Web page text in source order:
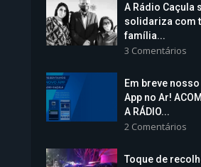
Vice-Prefeita Sheila
tomará posse
1.101 Modos de
A Rádio Caçula
solidariza com
família...
3 Comentários
Em breve
App no Ar!
A RÁDIO...
2 Comentários
Toque de